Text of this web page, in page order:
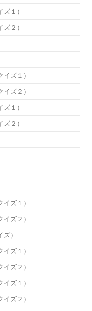
１）
２）
ズ１）
ズ２）
１）
２）
ズ１）
ズ２）
）
ズ１）
ズ２）
ズ１）
ズ２）